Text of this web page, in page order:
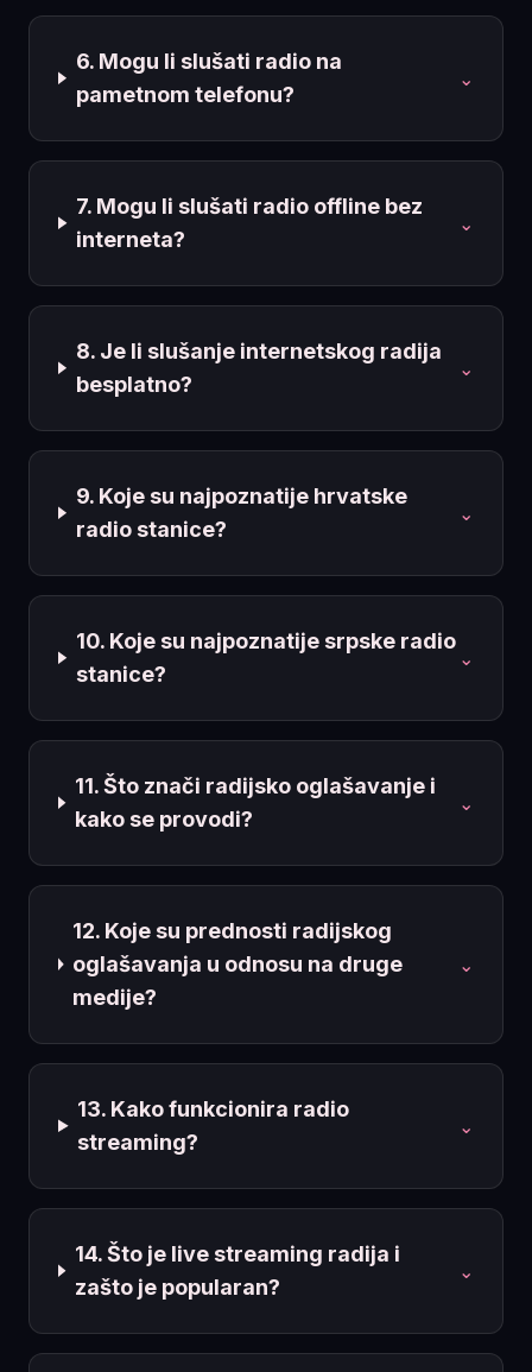
6. Mogu li slušati radio na
pametnom telefonu?
⌄
7. Mogu li slušati radio offline bez
interneta?
⌄
8. Je li slušanje internetskog radija
besplatno?
⌄
9. Koje su najpoznatije hrvatske
radio stanice?
⌄
10. Koje su najpoznatije srpske radio
stanice?
⌄
11. Što znači radijsko oglašavanje i
kako se provodi?
⌄
12. Koje su prednosti radijskog
oglašavanja u odnosu na druge
medije?
⌄
13. Kako funkcionira radio
streaming?
⌄
14. Što je live streaming radija i
zašto je popularan?
⌄